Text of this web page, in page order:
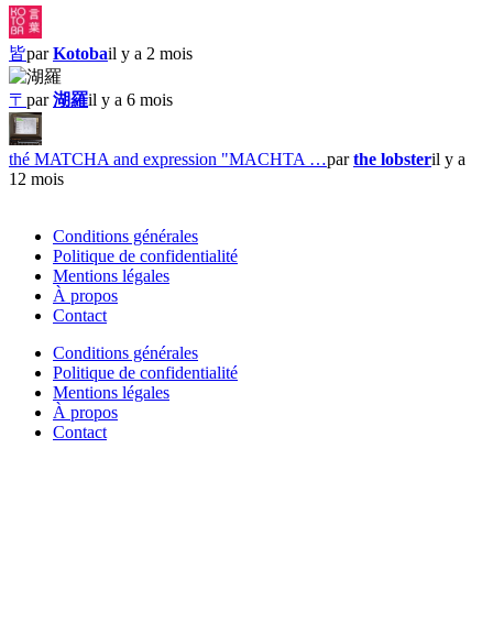
皆parKotobail y a 2 mois
〒 par湖羅il y a 6 mois
thé MATCHA and expression "MACHTA …parthe lobsteril y a
12 mois
Conditions générales
Politique de confidentialité
Mentions légales
À propos
Contact
Conditions générales
Politique de confidentialité
Mentions légales
À propos
Contact